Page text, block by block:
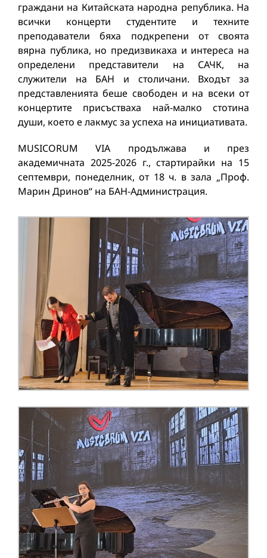
граждани на Китайската народна република. На
всички концерти студентите и техните
преподаватели бяха подкрепени от своята
вярна публика, но предизвикаха и интереса на
определени представители на САЧК, на
служители на БАН и столичани. Входът за
представленията беше свободен и на всеки от
концертите присъстваха най-малко стотина
души, което е лакмус за успеха на инициативата.
MUSICORUM VIA продължава и през
академичната 2025-2026 г., стартирайки на 15
септември, понеделник, от 18 ч. в зала „Проф.
Марин Дринов“ на БАН-Администрация.